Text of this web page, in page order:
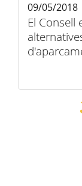
El Consell
09/05/2018